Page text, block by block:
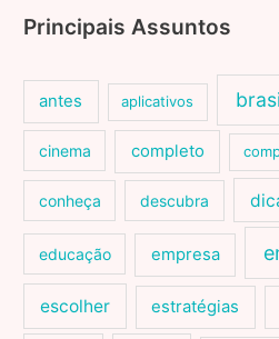
Principais Assuntos
antes aplicativos
cinema completo
conheça descubra
educação empresa
escolher estratégias